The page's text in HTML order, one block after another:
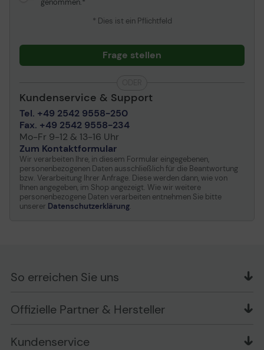
* Dies ist ein Pflichtfeld
Frage stellen
Kundenservice & Support
Tel. +49 2542 9558-250
Fax. +49 2542 9558-234
Mo-Fr 9-12 & 13-16 Uhr
Zum Kontaktformular
Wir verarbeiten Ihre, in diesem Formular eingegebenen,
personenbezogenen Daten ausschließlich für die Beantwortung
bzw. Verarbeitung Ihrer Anfrage. Diese werden dann, wie von
Ihnen angegeben, im Shop angezeigt. Wie wir weitere
personenbezogene Daten verarbeiten entnehmen Sie bitte
unserer Datenschutzerklärung.
Offizielle Partner & Hersteller
Kundenservice
So erreichen Sie uns
Schlesierring 35
Telefon: +49 (0) 2542 / 9558250